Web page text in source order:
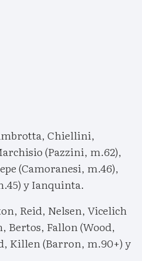
Chiellini,
(Pazzini, m.62),
(Camoranesi, m.46),
y Ianquinta.
Reid, Nelsen, Vicelich
Bertos, Fallon (Wood,
Killen (Barron, m.90+) y